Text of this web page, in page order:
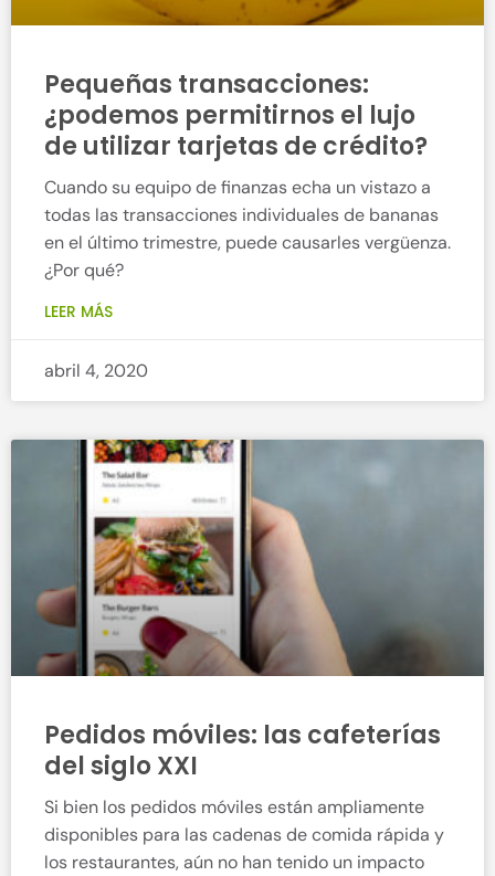
Pequeñas transacciones:
¿podemos permitirnos el lujo
de utilizar tarjetas de crédito?
Cuando su equipo de finanzas echa un vistazo a
todas las transacciones individuales de bananas
en el último trimestre, puede causarles vergüenza.
¿Por qué?
LEER MÁS
abril 4, 2020
Pedidos móviles: las cafeterías
del siglo XXI
Si bien los pedidos móviles están ampliamente
disponibles para las cadenas de comida rápida y
los restaurantes, aún no han tenido un impacto